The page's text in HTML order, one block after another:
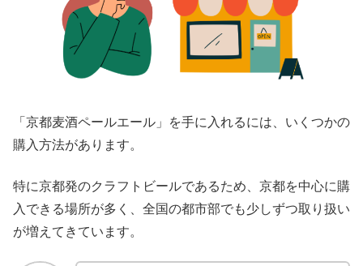
「京都麦酒ペールエール」を手に入れるには、いくつかの
購入方法があります。
特に京都発のクラフトビールであるため、京都を中心に購
入できる場所が多く、全国の都市部でも少しずつ取り扱い
が増えてきています。